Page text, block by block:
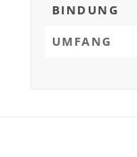
BINDUNG
UMFANG